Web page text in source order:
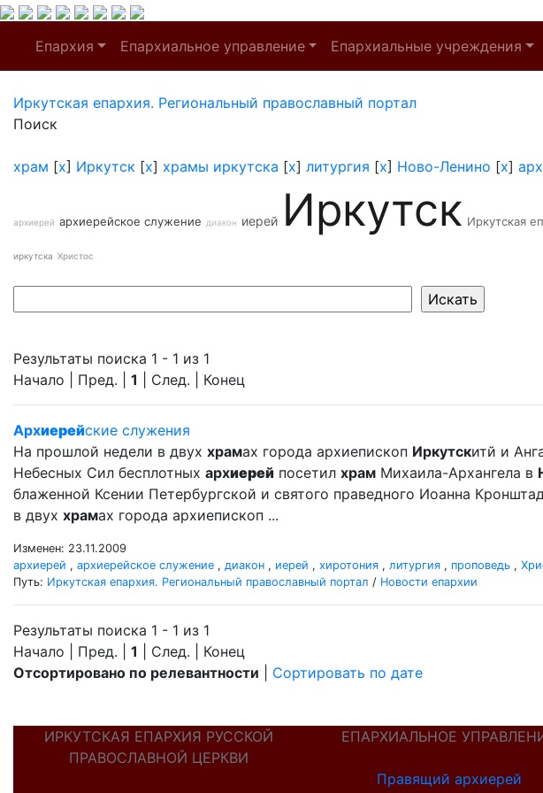
Епархия Епархиальное управление Епархиальные учреждения
Иркутская епархия. Региональный православный портал
Поиск
храм [x] Иркутск [x] храмы иркутска [x] литургия [x] Ново-Ленино [x]
архиерей архиерейское служение диакон иерей Иркутск Иркутская
иркутска Христос
Результаты поиска 1 - 1 из 1
Начало | Пред. | 1 | След. | Конец
Архиерейские служения
На прошлой недели в двух храмах города архиепископ Иркутскитй и
Небесных Сил бесплотных архиерей посетил храм Михаила-Архангела в
блаженной Ксении Петербургской и святого праведного Иоанна
в двух храмах города архиепископ ...
Изменен: 23.11.2009
архиерей , архиерейское служение , диакон , иерей , хиротония , литургия , проповедь ,
Путь: Иркутская епархия. Региональный православный портал / Новости епархии
Результаты поиска 1 - 1 из 1
Начало | Пред. | 1 | След. | Конец
Отсортировано по релевантности
Сортировать по дате
ИРКУТСКАЯ ЕПАРХИЯ РУССКОЙ
ПРАВОСЛАВНОЙ ЦЕРКВИ
ЕПАРХИАЛЬНОЕ
Правящий архиерей